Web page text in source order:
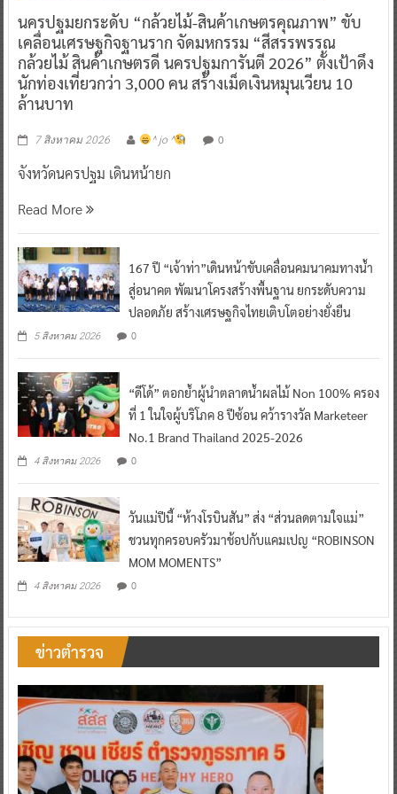
นครปฐมยกระดับ “กล้วยไม้-สินค้าเกษตรคุณภาพ” ขับ
เคลื่อนเศรษฐกิจฐานราก จัดมหกรรม “สีสรรพรรณ
กล้วยไม้ สินค้าเกษตรดี นครปฐมการันตี 2026” ตั้งเป้าดึง
นักท่องเที่ยวกว่า 3,000 คน สร้างเม็ดเงินหมุนเวียน 10
ล้านบาท
7 สิงหาคม 2026 ^ jo ^ 0
จังหวัดนครปฐม เดินหน้ายก
Read More
167 ปี “เจ้าท่า”เดินหน้าขับเคลื่อนคมนาคมทางน้ำ
สู่อนาคต พัฒนาโครงสร้างพื้นฐาน ยกระดับความ
ปลอดภัย สร้างเศรษฐกิจไทยเติบโตอย่างยั่งยืน
5 สิงหาคม 2026 0
“ดีโด้” ตอกย้ำผู้นำตลาดน้ำผลไม้ Non 100% ครอง
ที่ 1 ในใจผู้บริโภค 8 ปีซ้อน คว้ารางวัล Marketeer
No.1 Brand Thailand 2025-2026
4 สิงหาคม 2026 0
วันแม่ปีนี้ “ห้างโรบินสัน” ส่ง “ส่วนลดตามใจแม่”
ชวนทุกครอบครัวมาช้อปกับแคมเปญ “ROBINSON
MOM MOMENTS”
4 สิงหาคม 2026 0
ข่าวตำรวจ